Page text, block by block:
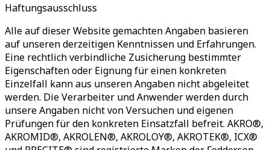
Haftungsausschluss
Alle auf dieser Website gemachten Angaben basieren
auf unseren derzeitigen Kenntnissen und Erfahrungen.
Eine rechtlich verbindliche Zusicherung bestimmter
Eigenschaften oder Eignung für einen konkreten
Einzelfall kann aus unseren Angaben nicht abgeleitet
werden. Die Verarbeiter und Anwender werden durch
unsere Angaben nicht von Versuchen und eigenen
Prüfungen für den konkreten Einsatzfall befreit. AKRO®,
AKROMID®, AKROLEN®, AKROLOY®, AKROTEK®, ICX®